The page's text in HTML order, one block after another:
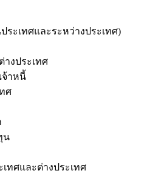
ระเทศและระหว่างประเทศ)
างประเทศ
จ้าหนี้
ศ
น
ทศและต่างประเทศ